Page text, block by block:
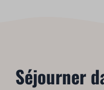
Séjourner